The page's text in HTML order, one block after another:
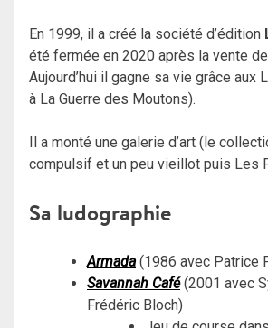
En 1999, il a créé la société d’édition
été fermée en 2020 après la vente
Aujourd’hui il gagne sa vie grâce aux
à La Guerre des Moutons).
Il a monté une galerie d’art (le
compulsif et un peu vieillot puis Les
Sa ludographie
Armada(1986 avec Patrice
Savannah Café(2001 avec
Frédéric Bloch)